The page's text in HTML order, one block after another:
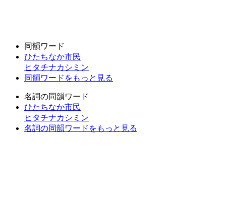
同韻ワード
ひたちなか市民
ヒタチナカシミン
同韻ワードをもっと見る
名詞の同韻ワード
ひたちなか市民
ヒタチナカシミン
名詞の同韻ワードをもっと見る